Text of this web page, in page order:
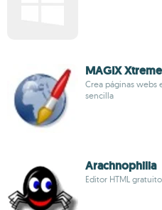
MAGIX
Crea páginas webs
sencilla
Arachnophilia
Editor HTML